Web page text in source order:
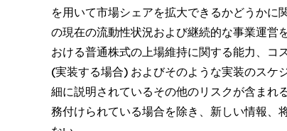
を用いて市場シェアを拡大できるかどうか
の現在の流動性状況および継続的な事業運営
おける普通株式の上場維持に関する能力、コ
(実装する場合) およびそのような実装のスケ
細に説明されているその他のリスクが含まれ
務付けられている場合を除き、新しい情報、